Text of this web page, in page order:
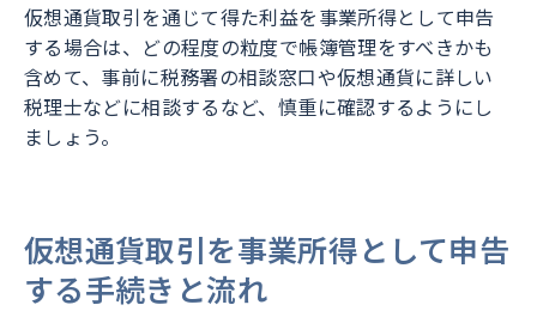
仮想通貨取引を通じて得た利益を事業所得として申告
する場合は、どの程度の粒度で帳簿管理をすべきかも
含めて、事前に税務署の相談窓口や仮想通貨に詳しい
税理士などに相談するなど、慎重に確認するようにし
ましょう。
仮想通貨取引を事業所得として申告
する手続きと流れ